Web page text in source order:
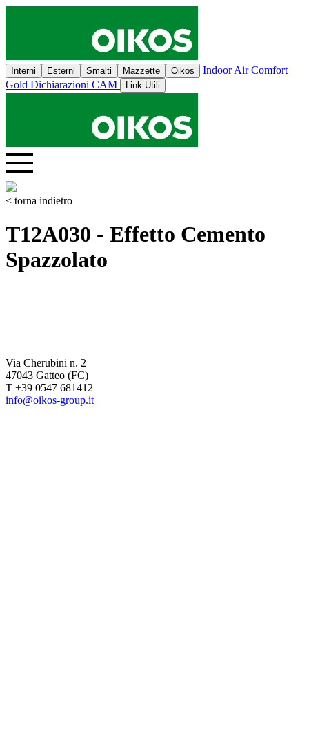
Interni Esterni Smalti Mazzette Oikos
Indoor Air Comfort
Gold Dichiarazioni CAM Link Utili
< torna indietro
T12A030 - Effetto Cemento
Spazzolato
Via Cherubini n. 2
47043 Gatteo (FC)
T +39 0547 681412
info@oikos-group.it